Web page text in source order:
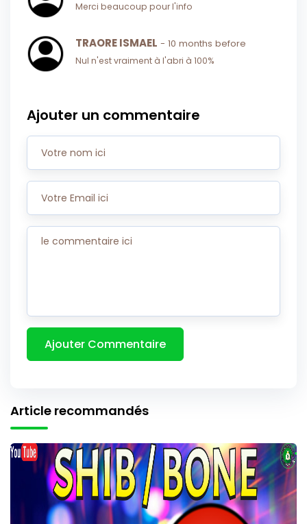
Merci beaucoup pour l'info
TRAORE ISMAEL - 10 months before
Nul n'est vraiment à l'abri à 100%
Ajouter un commentaire
Article recommandés